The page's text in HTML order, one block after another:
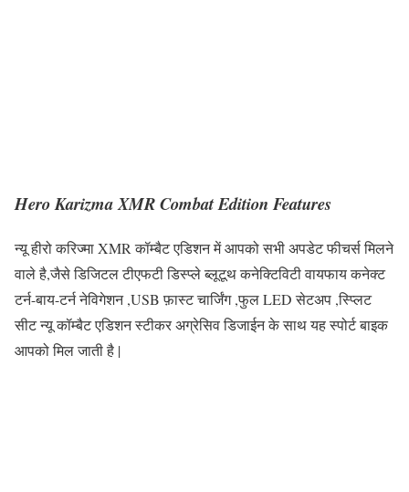
Hero Karizma XMR Combat Edition Features
न्यू हीरो करिज्मा XMR कॉम्बैट एडिशन में आपको सभी अपडेट फीचर्स मिलने
वाले है,जैसे डिजिटल टीएफटी डिस्प्ले ब्लूटूथ कनेक्टिविटी वायफाय कनेक्ट
टर्न-बाय-टर्न नेविगेशन ,USB फ़ास्ट चार्जिंग ,फुल LED सेटअप ,स्प्लिट
सीट न्यू कॉम्बैट एडिशन स्टीकर अग्रेसिव डिजाईन के साथ यह स्पोर्ट बाइक
आपको मिल जाती है |